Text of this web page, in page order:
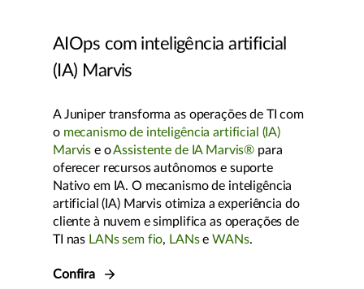
AIOps com inteligência artificial
(IA) Marvis
A Juniper transforma as operações de TI com
o mecanismo de inteligência artificial (IA)
Marvis e oAssistente de IA Marvis® para
oferecer recursos autônomos e suporte
Nativo em IA. O mecanismo de inteligência
artificial (IA) Marvis otimiza a experiência do
cliente à nuvem e simplifica as operações de
TI nas LANs sem fio, LANseWANs.
Confira